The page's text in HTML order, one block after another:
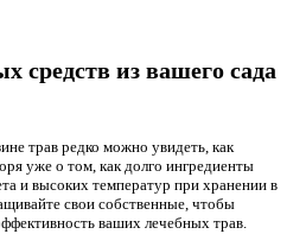
средств из вашего сада
трав редко можно увидеть, как
уже о том, как долго ингредиенты
и высоких температур при хранении в
свои собственные, чтобы
ваших лечебных трав.